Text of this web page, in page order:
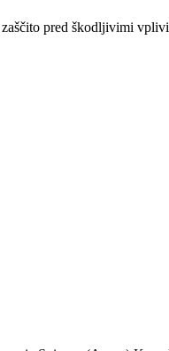
zaščito pred škodljivimi